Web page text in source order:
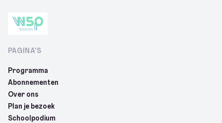
PAGINA’S
Programma
Abonnementen
Over ons
Plan je bezoek
Schoolpodium